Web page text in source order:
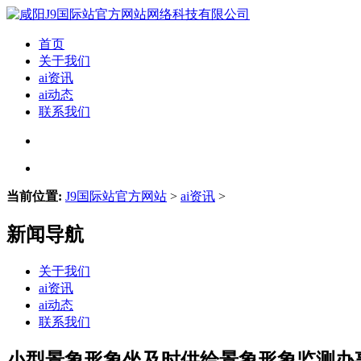
首页
关于我们
ai资讯
ai动态
联系我们
当前位置: J9国际站官方网站 > ai资讯 >
新闻导航
关于我们
ai资讯
ai动态
联系我们